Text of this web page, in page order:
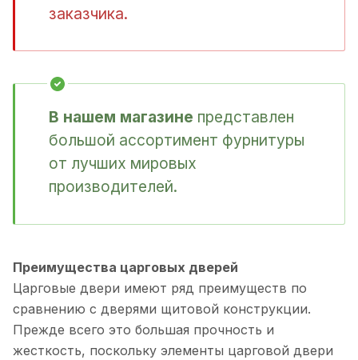
заказчика.
В нашем магазине представлен
большой ассортимент фурнитуры
от лучших мировых
производителей.
Преимущества царговых дверей
Царговые двери имеют ряд преимуществ по
сравнению с дверями щитовой конструкции.
Прежде всего это большая прочность и
жесткость, поскольку элементы царговой двери